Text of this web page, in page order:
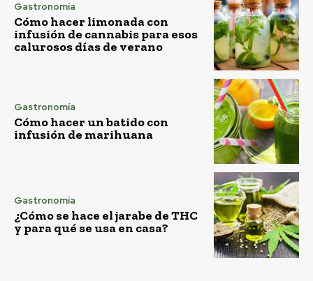
Gastronomía
Cómo hacer limonada con
infusión de cannabis para esos
calurosos días de verano
Gastronomía
Cómo hacer un batido con
infusión de marihuana
Gastronomía
¿Cómo se hace el jarabe de THC
y para qué se usa en casa?